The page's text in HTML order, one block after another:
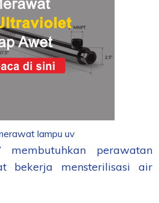
lampu uv
perawatan
bekerja mensterilisasi air